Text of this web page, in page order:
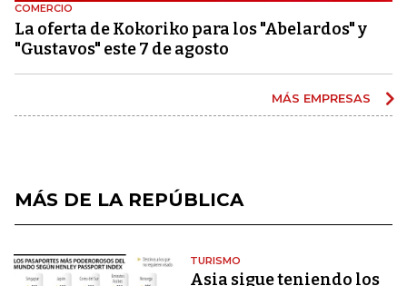
COMERCIO
La oferta de Kokoriko para los "Abelardos" y
"Gustavos" este 7 de agosto
MÁS EMPRESAS
MÁS DE LA REPÚBLICA
TURISMO
Asia sigue teniendo los